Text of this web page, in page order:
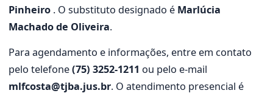
Pinheiro . O substituto designado é Marlúcia
Machado de Oliveira.
Para agendamento e informações, entre em contato
pelo telefone(75) 3252-1211 ou pelo e-mail
mlfcosta@tjba.jus.br. O atendimento presencial é